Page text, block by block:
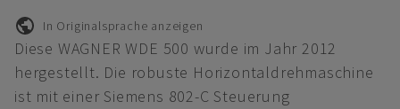
In Originalsprache anzeigen
Diese WAGNER WDE 500 wurde im Jahr 2012
hergestellt. Die robuste Horizontaldrehmaschine
ist mit einer Siemens 802-C Steuerung